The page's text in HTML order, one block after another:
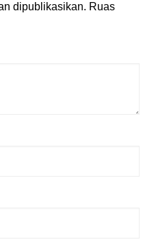
dipublikasikan. Ruas